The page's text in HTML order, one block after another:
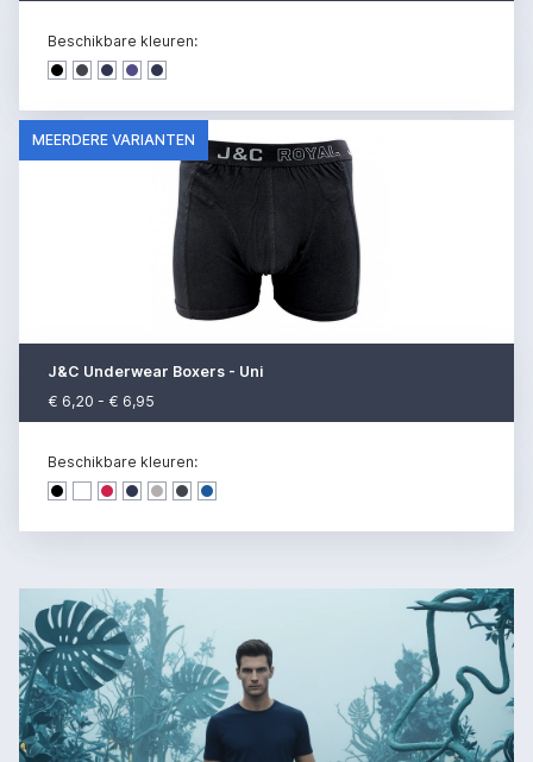
Beschikbare kleuren:
Dark denim
Dark denim
Dark denim
Dark denim
Dark denim
MEERDERE VARIANTEN
J&C Underwear Boxers - Uni
€ 6,20 - € 6,95
Beschikbare kleuren:
Dark denim
Dark denim
Dark denim
Dark denim
Dark denim
Dark denim
Dark denim